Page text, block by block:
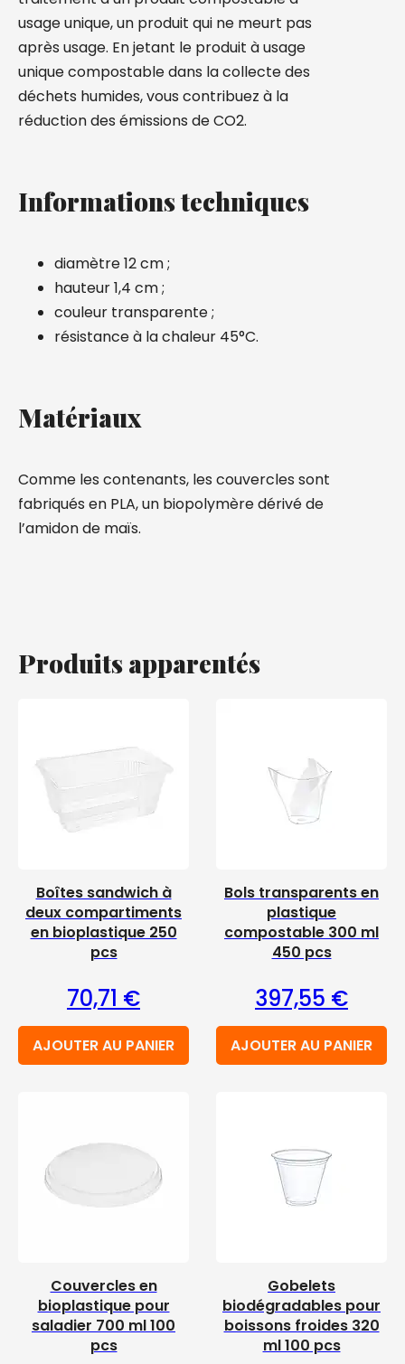
usage unique, un produit qui ne meurt pas
après usage. En jetant le produit à usage
unique compostable dans la collecte des
déchets humides, vous contribuez à la
réduction des émissions de CO2.
Informations techniques
diamètre 12 cm ;
hauteur 1,4 cm ;
couleur transparente ;
résistance à la chaleur 45°C.
Matériaux
Comme les contenants, les couvercles sont
fabriqués en PLA, un biopolymère dérivé de
l’amidon de maïs.
Produits apparentés
Boîtes sandwich à
deux compartiments
en bioplastique 250
pcs
70,71 €
AJOUTER AU PANIER
Bols transparents en
plastique
compostable 300 ml
450 pcs
397,55 €
AJOUTER AU PANIER
Couvercles en
bioplastique pour
saladier 700 ml 100
pcs
Gobelets
biodégradables pour
boissons froides 320
ml 100 pcs